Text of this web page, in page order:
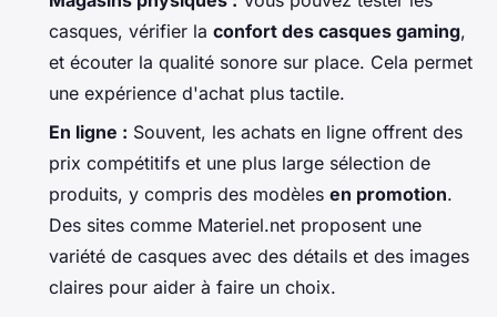
casques, vérifier la confort des casques gaming,
et écouter la qualité sonore sur place. Cela permet
une expérience d'achat plus tactile.
En ligne : Souvent, les achats en ligne offrent des
prix compétitifs et une plus large sélection de
produits, y compris des modèles en promotion.
Des sites comme Materiel.net proposent une
variété de casques avec des détails et des images
claires pour aider à faire un choix.